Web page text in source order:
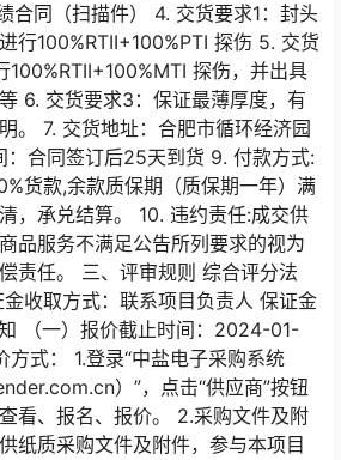
合同（扫描件） 4. 交货要求1：封头
行100%RTII+100%PTI 探伤 5. 交货
100%RTII+100%MTI 探伤，并出具
6. 交货要求3：保证最薄厚度，有
。 7. 交货地址：合肥市循环经济园
：合同签订后25天到货 9. 付款方式:
货款,余款质保期（质保期一年）满
，承兑结算。 10. 违约责任:成交供
品服务不满足公告所列要求的视为
责任。 三、评审规则 综合评分法
收取方式：联系项目负责人 保证金
（一）报价截止时间：2024-01-
式： 1.登录“中盐电子采购系统
）”，点击“供应商”按钮
看、报名、报价。 2.采购文件及附
纸质采购文件及附件，参与本项目